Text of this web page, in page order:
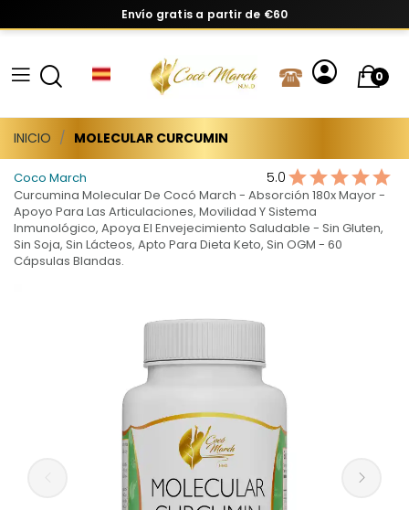
Envío gratis a partir de €60
0
INICIO MOLECULAR CURCUMIN
Coco March 5.0
Curcumina Molecular De Cocó March - Absorción 180x Mayor -
Apoyo Para Las Articulaciones, Movilidad Y Sistema
Inmunológico, Apoya El Envejecimiento Saludable - Sin Gluten,
Sin Soja, Sin Lácteos, Apto Para Dieta Keto, Sin OGM - 60
Cápsulas Blandas.